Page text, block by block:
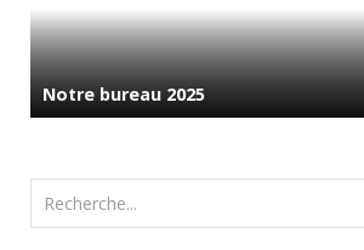
Notre bureau 2025